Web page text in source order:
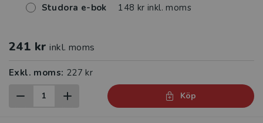
Studora e-bok 148 kr inkl. moms
241 kr inkl. moms
Exkl. moms: 227 kr
Köp